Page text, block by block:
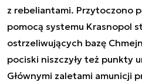
z rebeliantami. Przytoczono
pomocą systemu Krasnopol
ostrzeliwujących bazę
pociski niszczyły też punkty
Głównymi zaletami amunicji